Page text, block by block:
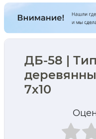
ДБ-58 |
7х10